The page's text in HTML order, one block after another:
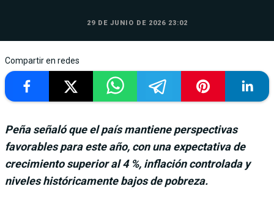
29 DE JUNIO DE 2026 23:02
Compartir en redes
Peña señaló que el país mantiene perspectivas
favorables para este año, con una expectativa de
crecimiento superior al 4 %, inflación controlada y
niveles históricamente bajos de pobreza.